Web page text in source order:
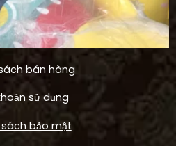
bán hàng
sử dụng
bảo mật